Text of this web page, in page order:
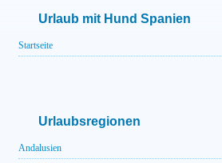
Urlaub mit Hund Spanien
Startseite
Urlaubsregionen
Andalusien